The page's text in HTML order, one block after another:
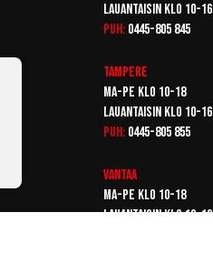
Lauantaisin klo 10-16
Puh: 0445-805 845
Tampere
Ma-pe klo 10-18
Lauantaisin klo 10-16
Puh: 0445-805 855
Vantaa
Ma-pe klo 10-18
Lauantaisin klo 10-16